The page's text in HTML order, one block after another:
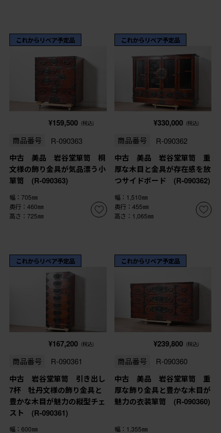
これからリペア予定品
¥159,500 (税込)
商品番号 R-090363
中古 美品 岩谷堂箪笥 桐
文様の飾り金具が気品漂う小
箪笥 (R-090363)
幅：705㎜
奥行：460㎜
高さ：725㎜
これからリペア予定品
¥330,000 (税込)
商品番号 R-090362
中古 美品 岩谷堂箪笥 重
厚な木目と金具が存在感を放
つサイドボード (R-090362)
幅：1,510㎜
奥行：455㎜
高さ：1,065㎜
これからリペア予定品
¥167,200 (税込)
商品番号 R-090361
中古 岩谷堂箪笥 引き出し
7杯 牡丹文様の飾り金具と
豊かな木目が魅力の縦型チェ
スト (R-090361)
幅：600㎜
これからリペア予定品
¥239,800 (税込)
商品番号 R-090360
中古 美品 岩谷堂箪笥 重
厚な飾り金具と豊かな木目が
魅力の衣装箪笥 (R-090360)
幅：1,355㎜